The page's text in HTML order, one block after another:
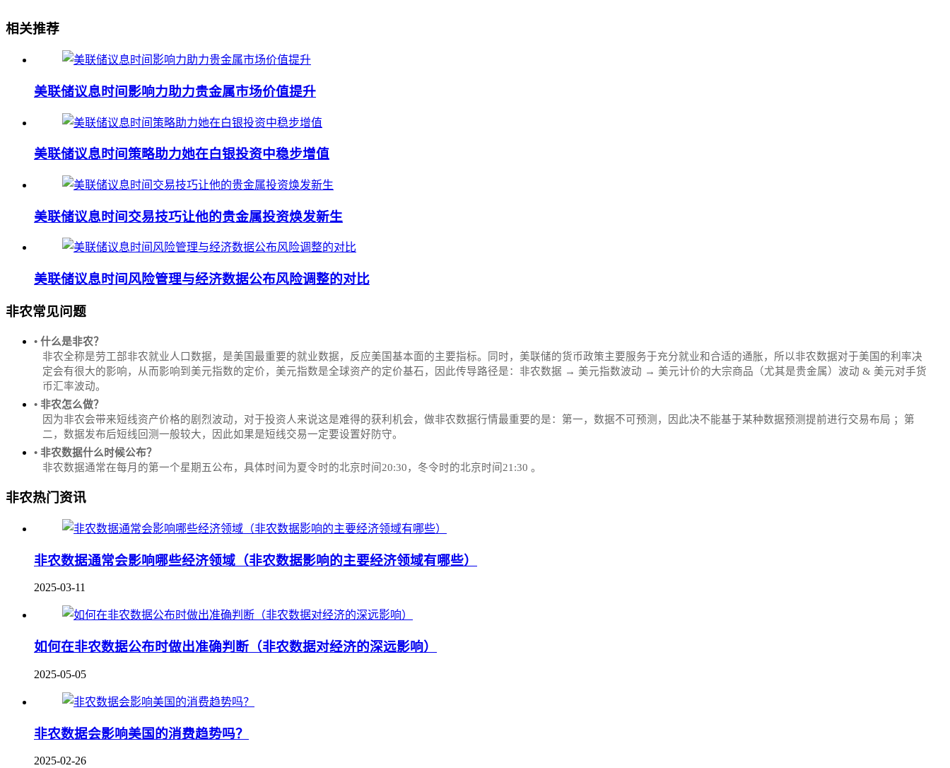
相关推荐
美联储议息时间影响力助力贵金属市场价值提升
美联储议息时间策略助力她在白银投资中稳步增值
美联储议息时间交易技巧让他的贵金属投资焕发新生
美联储议息时间风险管理与经济数据公布风险调整的对比
非农常见问题
• 什么是非农？
非农全称是劳工部非农就业人口数据，是美国最重要的就业数据，反应美国基本面的主要指标。同时，美联储的货币政策主要服务于充分就业和合适的通胀，所以非农数据对于美国的利率决
定会有很大的影响，从而影响到美元指数的定价，美元指数是全球资产的定价基石，因此传导路径是：非农数据 → 美元指数波动 → 美元计价的大宗商品（尤其是贵金属）波动 & 美元对手货
币汇率波动。
• 非农怎么做？
因为非农会带来短线资产价格的剧烈波动，对于投资人来说这是难得的获利机会，做非农数据行情最重要的是：第一，数据不可预测，因此决不能基于某种数据预测提前进行交易布局 ；第
二，数据发布后短线回测一般较大，因此如果是短线交易一定要设置好防守。
• 非农数据什么时候公布？
‌非农数据通常在每月的第一个星期五公布，具体时间为夏令时的北京时间20:30，冬令时的北京时间21:30‌‌ 。
非农热门资讯
非农数据通常会影响哪些经济领域（非农数据影响的主要经济领域有哪些）
2025-03-11
如何在非农数据公布时做出准确判断（非农数据对经济的深远影响）
2025-05-05
非农数据会影响美国的消费趋势吗？
2025-02-26